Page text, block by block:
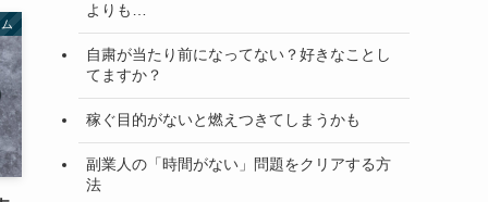
よりも…
自粛が当たり前になってない？好きなことし
てますか？
稼ぐ目的がないと燃えつきてしまうかも
副業人の「時間がない」問題をクリアする方
法